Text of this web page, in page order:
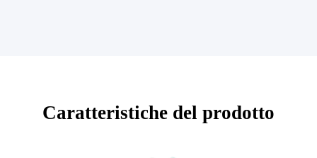
Caratteristiche del prodotto